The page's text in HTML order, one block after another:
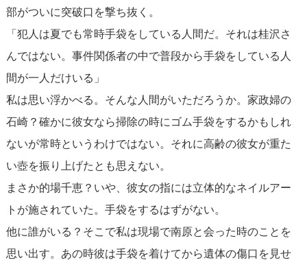
部がついに突破口を撃ち抜く。
「犯人は夏でも常時手袋をしている人間だ。それは桂沢さ
んではない。事件関係者の中で普段から手袋をしている人
間が一人だけいる」
私は思い浮かべる。そんな人間がいただろうか。家政婦の
石崎？確かに彼女なら掃除の時にゴム手袋をするかもしれ
ないが常時というわけではない。それに高齢の彼女が重た
い壺を振り上げたとも思えない。
まさか的場千恵？いや、彼女の指には立体的なネイルアー
トが施されていた。手袋をするはずがない。
他に誰がいる？そこで私は現場で南原と会った時のことを
思い出す。あの時彼は手袋を着けてから遺体の傷口を見せ